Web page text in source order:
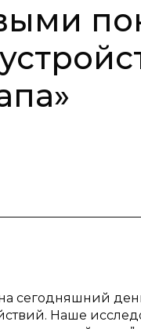
сегодняшний
Наше